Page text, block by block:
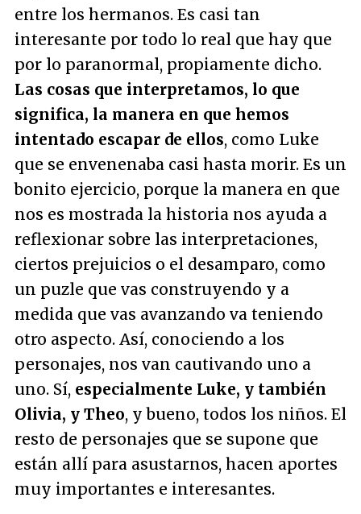
entre los hermanos. Es casi tan
interesante por todo lo real que hay que
por lo paranormal, propiamente dicho.
Las cosas que interpretamos, lo que
significa, la manera en que hemos
intentado escapar de ellos, como Luke
que se envenenaba casi hasta morir. Es un
bonito ejercicio, porque la manera en que
nos es mostrada la historia nos ayuda a
reflexionar sobre las interpretaciones,
ciertos prejuicios o el desamparo, como
un puzle que vas construyendo y a
medida que vas avanzando va teniendo
otro aspecto. Así, conociendo a los
personajes, nos van cautivando uno a
uno. Sí, especialmente Luke, y también
Olivia, y Theo, y bueno, todos los niños. El
resto de personajes que se supone que
están allí para asustarnos, hacen aportes
muy importantes e interesantes.